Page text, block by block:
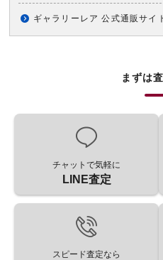
ギャラリーレア 公式通販サイ
まずは
チャットで気軽に
LINE査定
スピード査定なら